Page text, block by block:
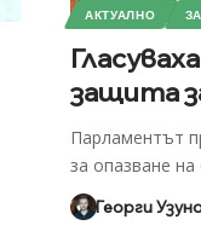
АКТУАЛНО
защита
Парламентът
за опазване на
Георги